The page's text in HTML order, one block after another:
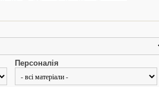
Персоналія